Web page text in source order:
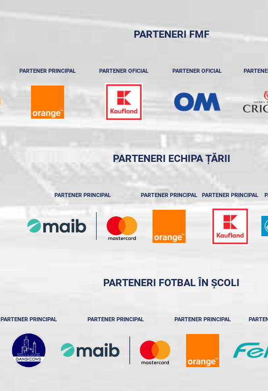
PARTENERI FMF
PARTENER PRINCIPAL PARTENER OFICIAL PARTENER OFICIAL
PARTENERI ECHIPA ȚĂRII
PARTENER PRINCIPAL PARTENER PRINCIPAL PARTENER PRINCIPAL
PARTENERI FOTBAL ÎN ȘCOLI
PARTENER PRINCIPAL PARTENER PRINCIPAL PARTENER PRINCIPAL